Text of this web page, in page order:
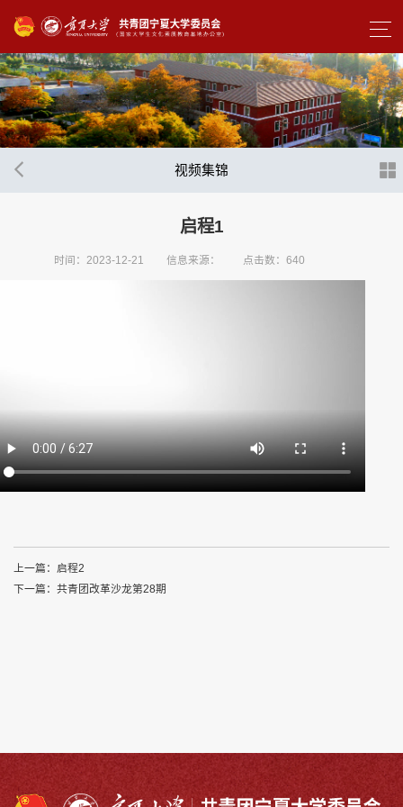
视频集锦
启程1
时间：2023-12-21 信息来源： 点击数： 640
上一篇： 启程2
下一篇： 共青团改革沙龙第28期